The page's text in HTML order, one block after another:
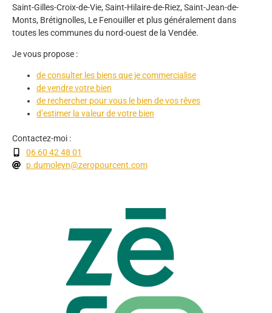
Saint-Gilles-Croix-de-Vie, Saint-Hilaire-de-Riez, Saint-Jean-de-
Monts, Brétignolles, Le Fenouiller et plus généralement dans
toutes les communes du nord-ouest de la Vendée.
Je vous propose :
de consulter les biens que je commercialise
de vendre votre bien
de rechercher pour vous le bien de vos rêves
d’estimer la valeur de votre bien
Contactez-moi :
06 60 42 48 01
p.dumoleyn@zeropourcent.com